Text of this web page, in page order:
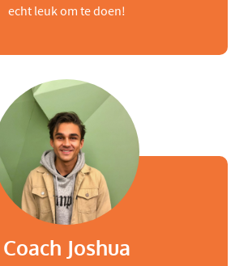
echt leuk om te doen!
Coach Joshua